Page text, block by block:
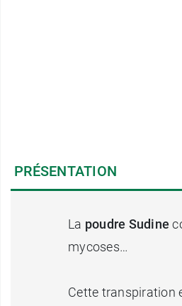
PRÉSENTATION
La poudre Sudine
mycoses…
Cette transpiration